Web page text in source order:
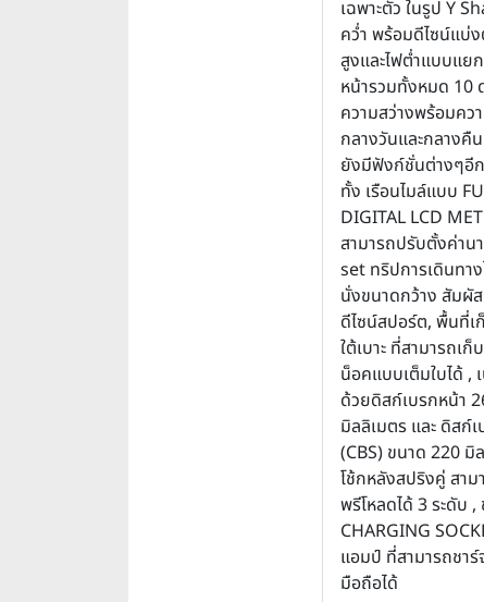
เฉพาะตัว ในรูป Y
คว่ำ พร้อมดีไซน์แบ่
สูงและไฟต่ำแบบแย
หน้ารวมทั้งหมด 10
ความสว่างพร้อมคว
กลางวันและกลางคื
ยังมีฟังก์ชั่นต่างๆอี
ทั้ง เรือนไมล์แบบ
DIGITAL LCD
สามารถปรับตั้งค่าน
set ทริปการเดินทาง
นั่งขนาดกว้าง สัมผั
ดีไซน์สปอร์ต, พื้นที่เ
ใต้เบาะ ที่สามารถเ
น็อคแบบเต็มใบได้ ,
ด้วยดิสก์เบรกหน้า
มิลลิเมตร และ ดิสก์
(CBS) ขนาด 220 มิ
โช้กหลังสปริงคู่ สาม
พรีโหลดได้ 3 ระดับ ,
CHARGING
แอมป์ ที่สามารถชา
มือถือได้